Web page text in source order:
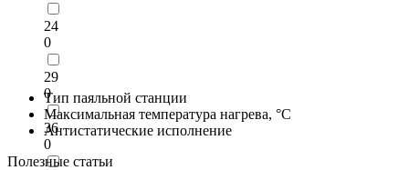
24
0
29
0
36
0
Тип паяльной станции
Максимальная температура нагрева, °C
Антистатические исполнение
Полезные статьи